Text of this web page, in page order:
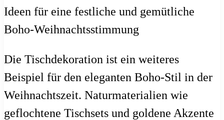
Die Tischdekoration ist ein weiteres
Beispiel für den eleganten Boho-Stil in der
Weihnachtszeit. Naturmaterialien wie
geflochtene Tischsets und goldene Akzente